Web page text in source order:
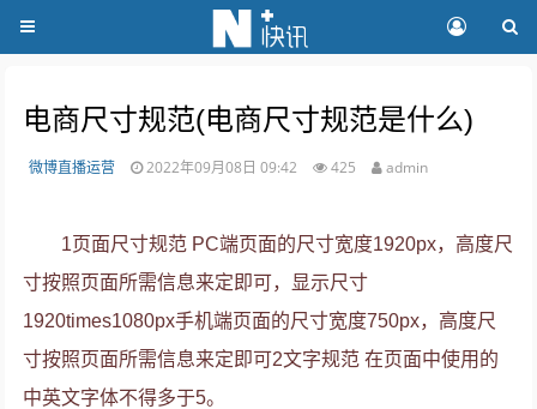
电商尺寸规范(电商尺寸规范是什么)
微博直播运营 2022年09月08日 09:42 425 admin
1页面尺寸规范 PC端页面的尺寸宽度1920px，高度尺
寸按照页面所需信息来定即可，显示尺寸
1920times1080px手机端页面的尺寸宽度750px，高度尺
寸按照页面所需信息来定即可2文字规范 在页面中使用的
中英文字体不得多于5。